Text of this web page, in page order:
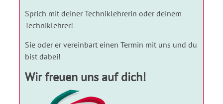
Sprich mit deiner Techniklehrerin oder deinem
Techniklehrer!
Sie oder er vereinbart einen Termin mit uns und du
bist dabei!
Wir freuen uns auf dich!